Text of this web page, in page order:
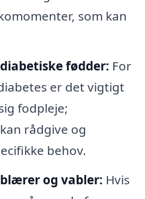
som kan
fødder: For
er det vigtigt
fodpleje;
rådgive og
behov.
og vabler: Hvis